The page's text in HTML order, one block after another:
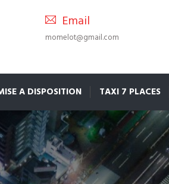
Email
momelot@gmail.com
A DISPOSITION TAXI 7 PLACES